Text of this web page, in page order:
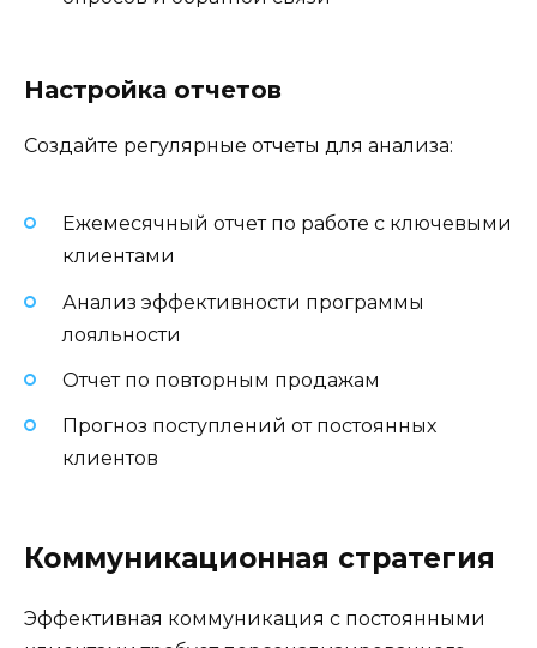
Настройка отчетов
Создайте регулярные отчеты для анализа:
Ежемесячный отчет по работе с ключевыми
клиентами
Анализ эффективности программы
лояльности
Отчет по повторным продажам
Прогноз поступлений от постоянных
клиентов
Коммуникационная стратегия
Эффективная коммуникация с постоянными